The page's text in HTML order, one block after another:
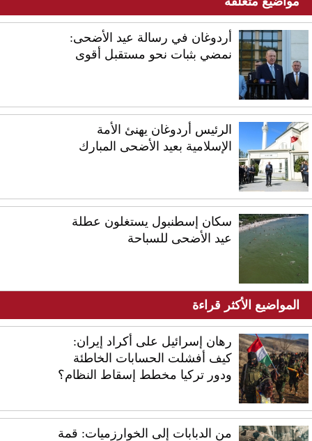
أردوغان في رسالة عيد الأضحى:
نمضي بثبات نحو مستقبل أقوى
الرئيس أردوغان يهنئ الأمة
الإسلامية بعيد الأضحى المبارك
سكان إسطنبول يستغلون عطلة
عيد الأضحى للسباحة
المواضيع الأكثر قراءة
رهان إسرائيل على أكراد إيران:
كيف أفشلت الحسابات الخاطئة
ودور تركيا مخطط إسقاط النظام؟
من الدبابات إلى الخوارزميات: قمة